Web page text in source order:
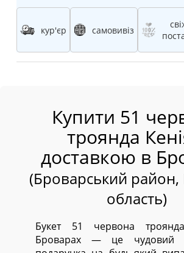
кур'єр самовивіз
Купити 51
троянда
доставкою в
(Броварський район,
область)
Букет 51 червона
Броварах — це чудовий